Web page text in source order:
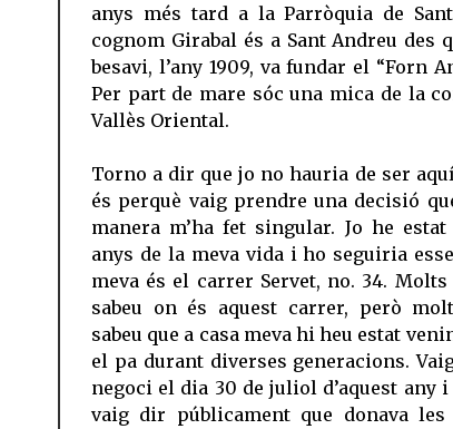
anys més tard a la Parròquia de
cognom Girabal és a Sant Andreu des
besavi, l’any 1909, va fundar el “Forn
Per part de mare sóc una mica de la
Vallès Oriental.
Torno a dir que jo no hauria de ser
és perquè vaig prendre una decisió
manera m’ha fet singular. Jo he
anys de la meva vida i ho seguiria
meva és el carrer Servet, no. 34.
sabeu on és aquest carrer, però
sabeu que a casa meva hi heu estat
el pa durant diverses generacions.
negoci el dia 30 de juliol d’aquest any
vaig dir públicament que donava les